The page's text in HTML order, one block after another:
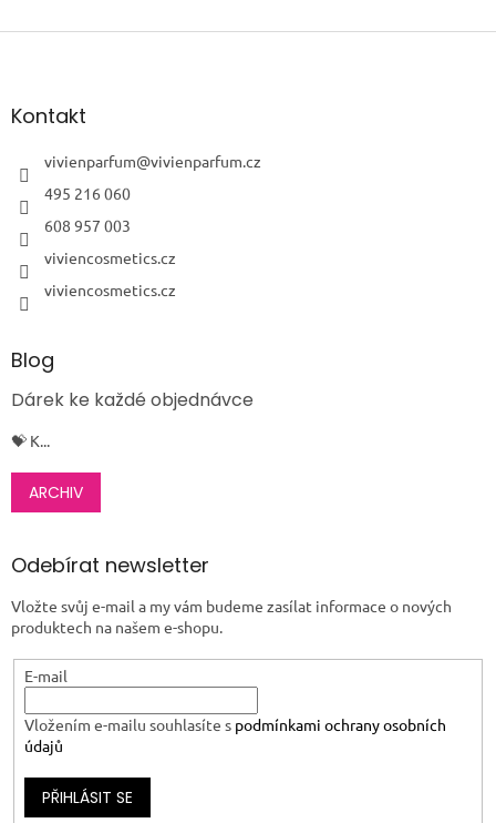
Z
aKontakt
vivienparfum@vivienparfum.cz
495 216 060
608 957 003
viviencosmetics.cz
viviencosmetics.cz
Blog
Dárek ke každé objednávce
💝 K...
ARCHIV
Odebírat newsletter
Vložte svůj e-mail a my vám budeme zasílat informace o nových
produktech na našem e-shopu.
E-mail
Vložením e-mailu souhlasíte s podmínkami ochrany osobních
údajů
PŘIHLÁSIT SE